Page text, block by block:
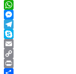
Meneame
WhatsApp
Messenger
Telegram
Skype
Email
Copy